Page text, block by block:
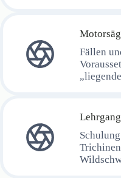
Fällen